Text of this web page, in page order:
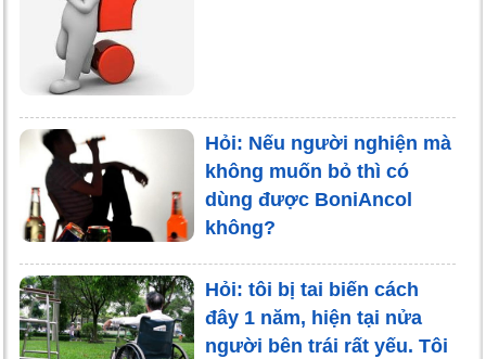
Hỏi: Nếu người nghiện mà
không muốn bỏ thì có
dùng được BoniAncol
không?
Hỏi: tôi bị tai biến cách
đây 1 năm, hiện tại nửa
người bên trái rất yếu. Tôi